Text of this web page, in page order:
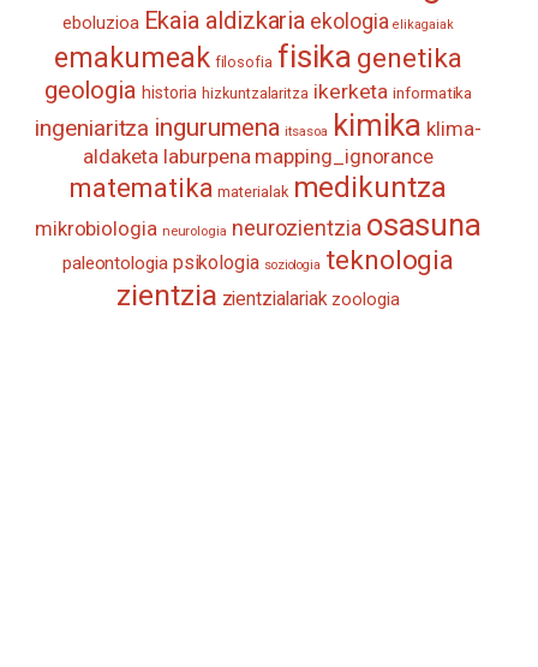
eboluzioa Ekaia aldizkaria ekologia elikagaiak
emakumeak filosofia fisika genetika
geologia historia hizkuntzalaritza ikerketa informatika
ingeniaritza ingurumena itsasoa kimika klima-
aldaketa laburpena mapping_ignorance
matematika materialak medikuntza
mikrobiologia neurologia neurozientzia osasuna
paleontologia psikologia soziologia teknologia
zientzia zientzialariak zoologia